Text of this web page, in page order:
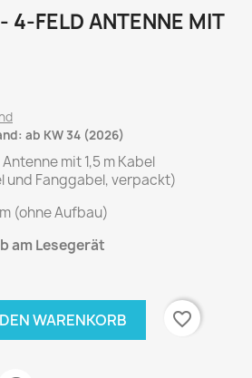
4-FELD ANTENNE MIT
ab KW 34 (2026)
mit 1,5 m Kabel
und Fanggabel, verpackt)
(ohne Aufbau)
am Lesegerät
WARENKORB favorite_border